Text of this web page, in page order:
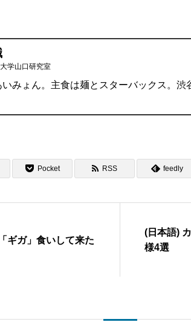
学山口研究室
いみょん。主食は麺とスターバックス。
Pocket RSS feedly
ギガ」食いして来た
(日本語)
様4選